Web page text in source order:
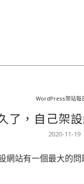
WordPress架站每
了，自己架
2020-11-19
網站有一個最大的